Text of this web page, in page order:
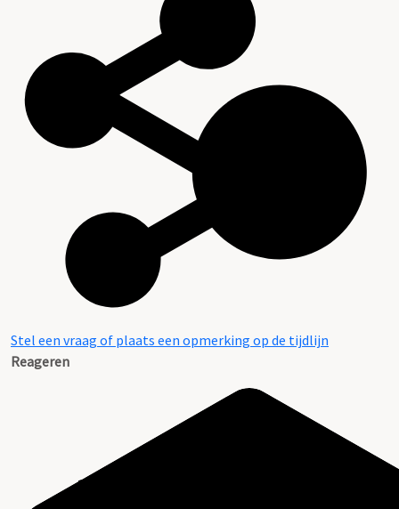
Stel een vraag of plaats een opmerking op de tijdlijn
Reageren